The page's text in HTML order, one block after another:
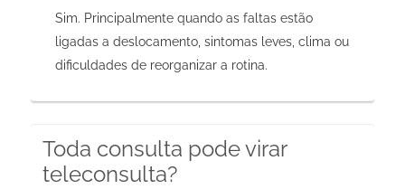
Sim. Principalmente quando as faltas estão
ligadas a deslocamento, sintomas leves, clima ou
dificuldades de reorganizar a rotina.
Toda consulta pode virar
teleconsulta?